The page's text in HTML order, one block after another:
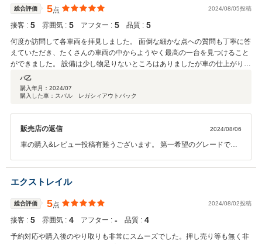
す！ また遊びに来てのーす！ ｂｙのーすくん
総合評価 5点 2024/08/05投稿
接客 : 5 雰囲気 : 5 アフター : 5 品質 : 5
何度か訪問して各車両を拝見しました。 面倒な細かな点への質問も丁寧に答
えていただき、たくさんの車両の中からようやく最高の一台を見つけること
ができました。 設備は少し物足りないところはありましたが車の仕上がりは
今まで買ったどのお店よりもしっかりとした出来栄えでした。 ようやく安心
して買うことができるお店が見つかりました。 これからもよろしくお願いし
ます。
パ乙
購入年月： 2024/07
購入した車：スバル レガシィアウトバック
販売店の返信 2024/08/06
車の購入&レビュー投稿有難うございます。 第一希望のグレードでは
プションの追加でお手数をかけてしまい申し訳ありませんでした。 こ
ちらに何度も足を運んで頂き大変感謝しております。 当店に対しても
合いをさせて頂ければと思っています。 こちらこそ宜しくお願い致し
ます。有難うございました。
エクストレイル
総合評価 5点 2024/08/02投稿
接客 : 5 雰囲気 : 4 アフター : ‐ 品質 : 4
予約対応や購入後のやり取りも非常にスムーズでした。押し売り等も無く非